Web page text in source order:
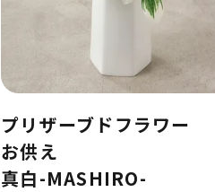
プリザーブドフラワー
お供え
真白-MASHIRO-